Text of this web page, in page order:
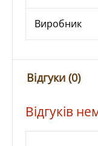
Виробник
Відгуки (0)
Відгуків